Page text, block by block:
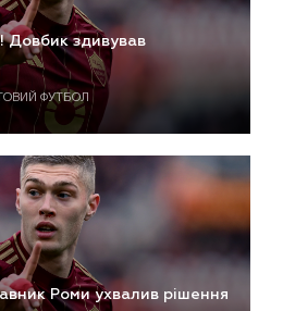
Довбик здивував
ФУТБОЛ
Роми ухвалив рішення